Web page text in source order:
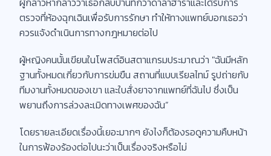
ตรวจที่ห้องฉุกเฉินเพื่อรับการรักษา ทำให้ทางแพทย์บอกเธอว่า
ควรแจ้งดำเนินการทางกฎหมายต่อไป
ผู้หญิงคนนั้นเขียนในโพสต์อินสตาแกรมประมาณว่า "ฉันมีหลัก
ฐานทั้งหมดเกี่ยวกับการข่มขืน สถานที่แบบเรียลไทม์ รูปถ่ายกับ
ทีมงานทั้งหมดของเขา และใบสั่งยาจากแพทย์ที่ฉันไป ซึ่งเป็น
พยานถึงการล่วงละเมิดทางเพศของฉัน”
โดยรายละเอียดเรื่องนี้เยอะมากๆ ยังไงก็ต้องรอดูความคืบหน้า
ในการฟ้องร้องต่อไปนะว่าเป็นเรื่องจริงหรือไม่